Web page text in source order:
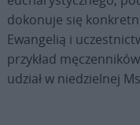
dokonuje się
Ewangelią i
przykład
udział w niedzielnej